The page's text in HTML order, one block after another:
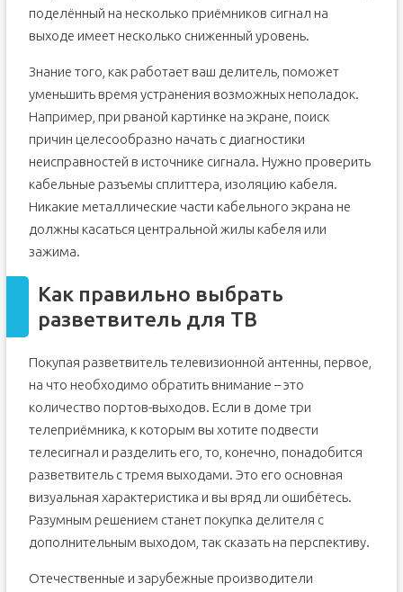
поделённый на несколько приёмников сигнал на
выходе имеет несколько сниженный уровень.
Знание того, как работает ваш делитель, поможет
уменьшить время устранения возможных неполадок.
Например, при рваной картинке на экране, поиск
причин целесообразно начать с диагностики
неисправностей в источнике сигнала. Нужно проверить
кабельные разъемы сплиттера, изоляцию кабеля.
Никакие металлические части кабельного экрана не
должны касаться центральной жилы кабеля или
зажима.
Как правильно выбрать
разветвитель для ТВ
Покупая разветвитель телевизионной антенны, первое,
на что необходимо обратить внимание – это
количество портов-выходов. Если в доме три
телеприёмника, к которым вы хотите подвести
телесигнал и разделить его, то, конечно, понадобится
разветвитель с тремя выходами. Это его основная
визуальная характеристика и вы вряд ли ошибётесь.
Разумным решением станет покупка делителя с
дополнительным выходом, так сказать на перспективу.
Отечественные и зарубежные производители